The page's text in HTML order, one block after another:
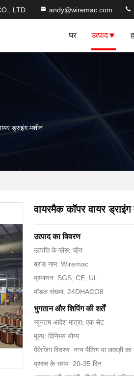
LTD. andy@wiremac.com
घर उत्पाद
ड्राइंग मशीन
वायरमैक कॉपर वायर ड्राइंग
उत्पाद का विवरण
उत्पत्ति के प्लेस: चीन
ब्रांड नाम: Wiremac
प्रमाणन: SGS, CE, UL
मॉडल संख्या: 24DHACO8
भुगतान और शिपिंग की शर्तें
न्यूनतम आदेश मात्रा: एक सेट
मूल्य: विनिमय योग्य
पैकेजिंग विवरण: नग्न पैकिंग या लकड़ी का
प्रसव के समय: 20-35 दिन